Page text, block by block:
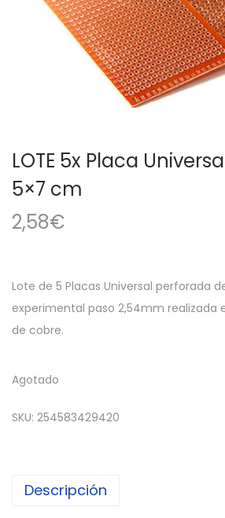
a
c
i
ó
n
i
d
o
LOTE 5x Placa
5×7 cm
2,58€
Lote de 5 Placas Universal perforada
experimental paso 2,54mm realizada
de cobre.
Agotado
SKU: 254583429420
Descripción